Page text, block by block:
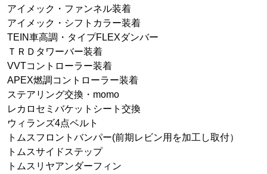
アイメック・ファンネル装着
アイメック・シフトカラー装着
TEIN車高調・タイプFLEXダンバー
ＴＲＤタワーバー装着
VVTコントローラー装着
APEX燃調コントローラー装着
ステアリング交換・momo
レカロセミバケットシート交換
ウィランズ4点ベルト
トムスフロントバンパー(前期レビン用を加工し取付）
トムスサイドステップ
トムスリヤアンダーフィン